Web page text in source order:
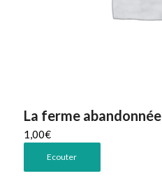
La ferme abandonnée
1,00€
Ecouter